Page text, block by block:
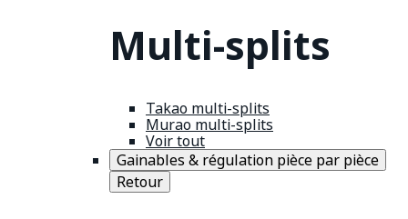
Multi-splits
Takao multi-splits
Murao multi-splits
Voir tout
Gainables & régulation pièce par pièce
Retour